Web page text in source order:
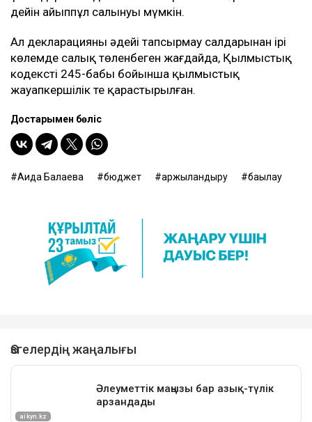
дейін айыппұл салынуы мүмкін.
Ал декларацияны әдейі тапсырмау салдарынан ірі
көлемде салық төленбеген жағдайда, Қылмыстық
кодекстің 245-бабы бойынша қылмыстық
жауапкершілік те қарастырылған.
Достарыңмен бөліс
Аида Балаева бюджет қаржыландыру бақылау